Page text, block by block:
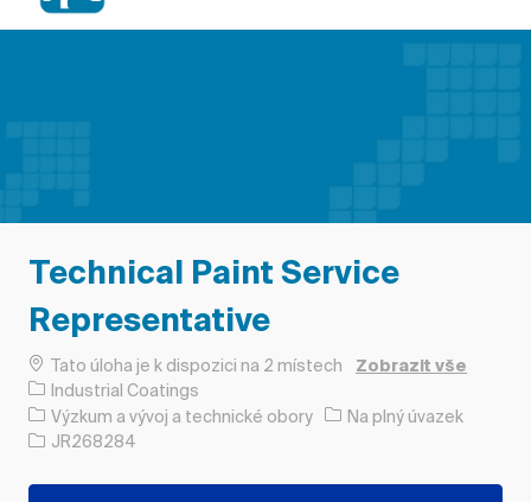
Technical Paint Service
Representative
Tato úloha je k dispozici na 2 místech Zobrazit vše
Industrial Coatings
Kategorie
Výzkum a vývoj a technické obory Typ úlohy
Na plný úvazek
ID úlohy
JR268284